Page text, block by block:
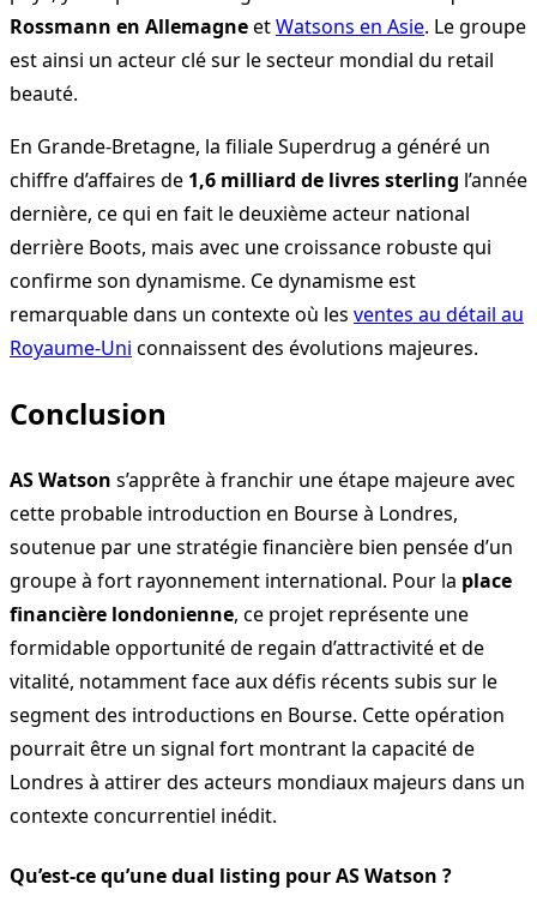
Rossmann en AllemagneetWatsons en Asie. Le groupe
est ainsi un acteur clé sur le secteur mondial du retail
beauté.
En Grande-Bretagne, la filiale Superdrug a généré un
chiffre d’affaires de 1,6 milliard de livres sterling l’année
dernière, ce qui en fait le deuxième acteur national
derrière Boots, mais avec une croissance robuste qui
confirme son dynamisme. Ce dynamisme est
remarquable dans un contexte où les ventes au détail au
Royaume-Uni connaissent des évolutions majeures.
Conclusion
AS Watson s’apprête à franchir une étape majeure avec
cette probable introduction en Bourse à Londres,
soutenue par une stratégie financière bien pensée d’un
groupe à fort rayonnement international. Pour la place
financière londonienne, ce projet représente une
formidable opportunité de regain d’attractivité et de
vitalité, notamment face aux défis récents subis sur le
segment des introductions en Bourse. Cette opération
pourrait être un signal fort montrant la capacité de
Londres à attirer des acteurs mondiaux majeurs dans un
contexte concurrentiel inédit.
Qu’est-ce qu’une dual listing pour AS Watson ?